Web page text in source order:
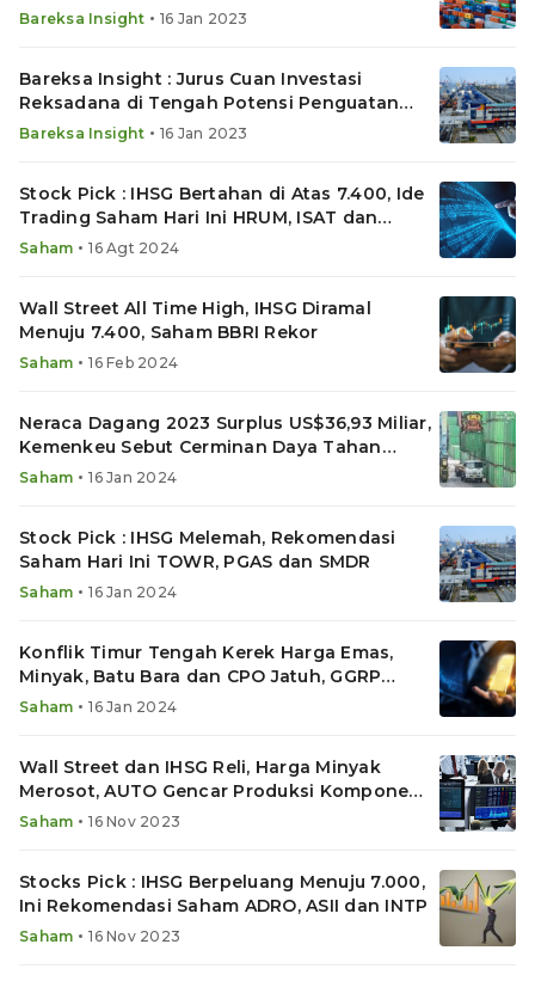
Sumringah
Bareksa Insight • 16 Jan 2023
Bareksa Insight : Jurus Cuan Investasi
Reksadana di Tengah Potensi Penguatan
Obligasi Negara
Bareksa Insight • 16 Jan 2023
Stock Pick : IHSG Bertahan di Atas 7.400, Ide
Trading Saham Hari Ini HRUM, ISAT dan
MTDL
Saham • 16 Agt 2024
Wall Street All Time High, IHSG Diramal
Menuju 7.400, Saham BBRI Rekor
Saham • 16 Feb 2024
Neraca Dagang 2023 Surplus US$36,93 Miliar,
Kemenkeu Sebut Cerminan Daya Tahan
Ekonomi
Saham • 16 Jan 2024
Stock Pick : IHSG Melemah, Rekomendasi
Saham Hari Ini TOWR, PGAS dan SMDR
Saham • 16 Jan 2024
Konflik Timur Tengah Kerek Harga Emas,
Minyak, Batu Bara dan CPO Jatuh, GGRP
Ekspor Baja
Saham • 16 Jan 2024
Wall Street dan IHSG Reli, Harga Minyak
Merosot, AUTO Gencar Produksi Komponen
EV
Saham • 16 Nov 2023
Stocks Pick : IHSG Berpeluang Menuju 7.000,
Ini Rekomendasi Saham ADRO, ASII dan INTP
Saham • 16 Nov 2023